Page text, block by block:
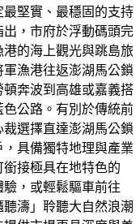
堅實、最穩固的支持
，市府於浮動碼頭完
的海上觀光與跳島旅
漁港往返澎湖馬公鎖
奔波到高雄或嘉義搭
公路。有別於傳統前
選擇直達澎湖馬公鎖
具備獨特地理與產業
接極具在地特色的
驗，或輕鬆驅車前往
聽濤」聆聽大自然浪潮